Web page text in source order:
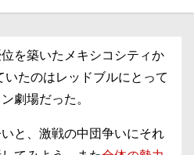
を築いたメキシコシティか
いたのはレッドブルにとって
劇場だった。
と、激戦の中団争いにそれ